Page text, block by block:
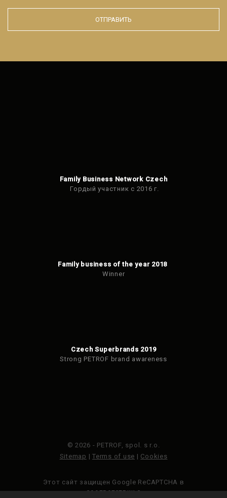
ОТПРАВИТЬ
быть
Family Business Network Czech
Гордый участник с 2016 г.
Family business of the year 2018
Winner
Czech Superbrands 2019
Strong PETROF brand awareness
© 2026 - PETROF, spol. s r.o.
Sitemap | Terms of use | Cookies
Этот сайт защищен Google ReCAPTCHA в
соответствии с